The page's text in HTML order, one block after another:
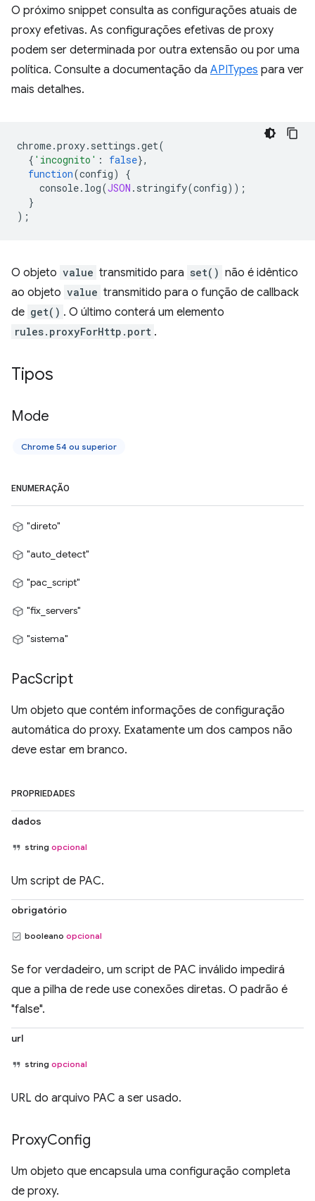
O próximo snippet consulta as configurações atuais de
proxy efetivas. As configurações efetivas de proxy
podem ser determinada por outra extensão ou por uma
política. Consulte a documentação da APITypes para ver
mais detalhes.
chrome.proxy. settings .get(
{ 'incognito' : false},
function(config)
{
console. log(JSON . stringify(config));
}
);
O objeto value transmitido para set() não é idêntico
ao objeto value transmitido para o função de callback
de get() . O último conterá um elemento
rules.proxyForHttp.port .
Tipos
Mode
Chrome 54 ou superior
ENUMERAÇÃO
"direto"
"auto_detect"
"pac_script"
"fix_servers"
"sistema"
PacScript
Um objeto que contém informações de configuração
automática do proxy. Exatamente um dos campos não
deve estar em branco.
PROPRIEDADES
dados
string opcional
Um script de PAC.
obrigatório
booleano opcional
Se for verdadeiro, um script de PAC inválido impedirá
que a pilha de rede use conexões diretas. O padrão é
"false".
url
string opcional
URL do arquivo PAC a ser usado.
ProxyConfig
Um objeto que encapsula uma configuração completa
de proxy.